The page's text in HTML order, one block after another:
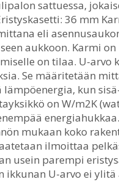
sattuessa,
36 mm
eli
aukkoon. Karmi
on tilaa. U-arvo
Se määritetään
kun
on W/m2K
mukaan koko
ilmoittaa
usein parempi
U-arvo ei ylitä